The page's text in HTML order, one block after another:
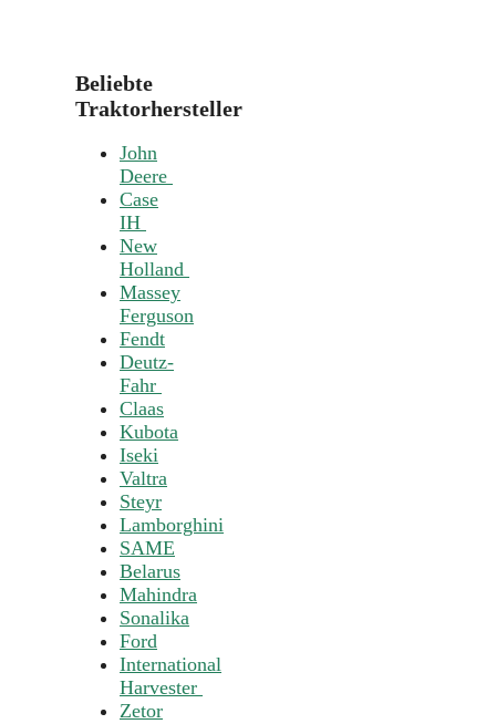
Beliebte
Traktorhersteller
John
Deere
Case
IH
New
Holland
Massey
Ferguson
Fendt
Deutz-
Fahr
Claas
Kubota
Iseki
Valtra
Steyr
Lamborghini
SAME
Belarus
Mahindra
Sonalika
Ford
International
Harvester
Zetor